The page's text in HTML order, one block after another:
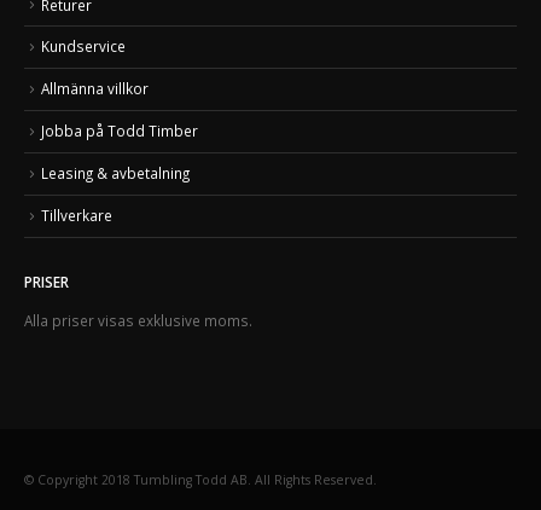
Returer
Kundservice
Allmänna villkor
Jobba på Todd Timber
Leasing & avbetalning
Tillverkare
PRISER
Alla priser visas exklusive moms.
© Copyright 2018 Tumbling Todd AB. All Rights Reserved.